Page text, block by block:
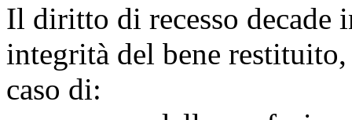
Il diritto di recesso decade
integrità del bene
caso di: